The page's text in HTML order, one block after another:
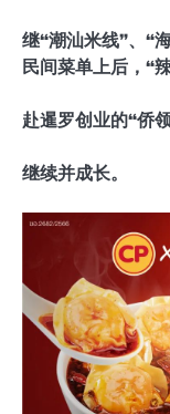
继“潮汕米线”、“
民间菜单上后，“
赴暹罗创业的“侨
继续并成长。